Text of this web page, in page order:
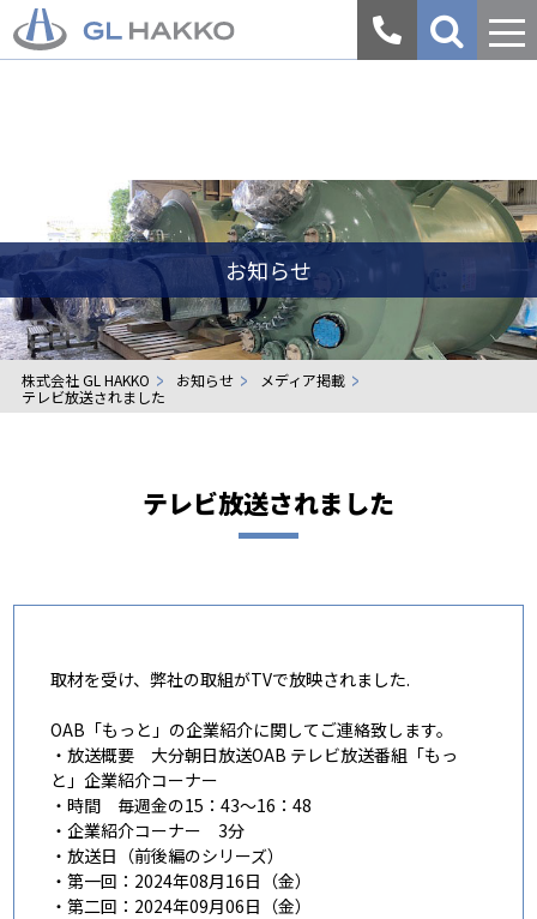
会
お知らせ
株式会社 GL HAKKO お知らせ
メディア掲載
テレビ放送されました
テレビ放送されました
取材を受け、弊社の取組がTVで放映されました.
OAB「もっと」の企業紹介に関してご連絡致します。
・放送概要 大分朝日放送OAB テレビ放送番組「もっ
と」企業紹介コーナー
・時間 毎週金の15：43～16：48
・企業紹介コーナー 3分
・放送日（前後編のシリーズ）
・第一回：2024年08月16日（金）
・第二回：2024年09月06日（金）